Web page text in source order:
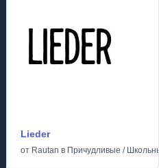
Lieder
от Rautan в Причудливые /